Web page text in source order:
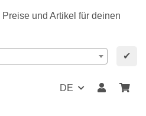
und Artikel für deinen
✔
DE